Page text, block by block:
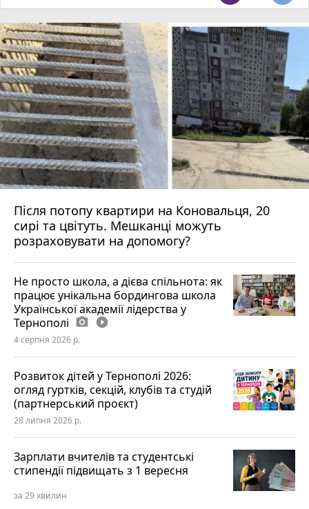
Після потопу квартири на Коновальця, 20
сирі та цвітуть. Мешканці можуть
розраховувати на допомогу?
Не просто школа, а дієва спільнота: як
працює унікальна бордингова школа
Української академії лідерства у
Тернополі photo_camera play_circle_filled
4 серпня 2026 р.
Розвиток дітей у Тернополі 2026:
огляд гуртків, секцій, клубів та студій
(партнерський проєкт)
28 липня 2026 р.
Зарплати вчителів та студентські
стипендії підвищать з 1 вересня
за 29 хвилин